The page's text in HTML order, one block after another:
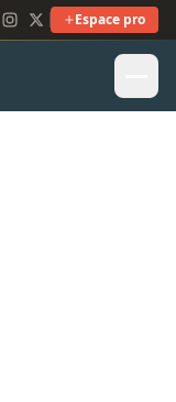
Espace pro